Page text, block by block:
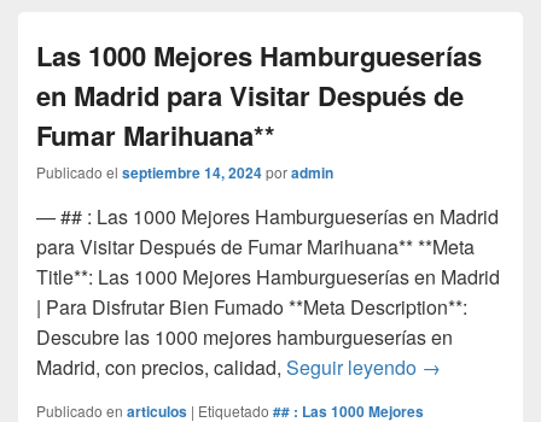
Las 1000 Mejores Hamburgueserías
en Madrid para Visitar Después de
Fumar Marihuana**
Publicado el septiembre 14, 2024poradmin
— ## : Las 1000 Mejores Hamburgueserías en Madrid
para Visitar Después de Fumar Marihuana** **Meta
Title**: Las 1000 Mejores Hamburgueserías en Madrid
| Para Disfrutar Bien Fumado **Meta Description**:
Descubre las 1000 mejores hamburgueserías en
Madrid, con precios, calidad, Seguir leyendo Las 1000
→
Publicado en articulos | Etiquetado ## : Las 1000 Mejores